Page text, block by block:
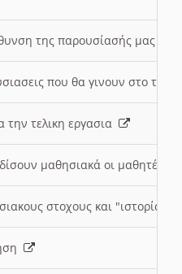
της παρουσίασής μας
που θα γινουν στο
τελικη εργασια
μαθησιακά οι μαθητές/
στοχους και "ιστορία"